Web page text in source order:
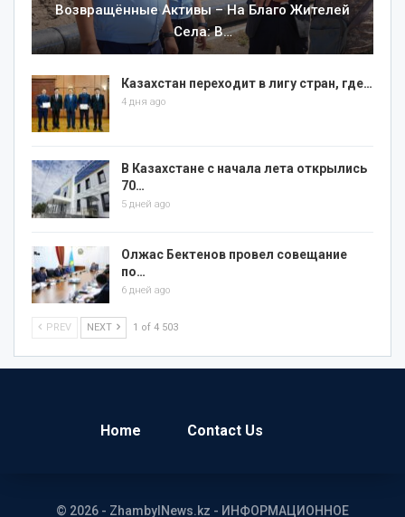
Возвращённые Активы – На Благо Жителей
Села: В…
Казахстан переходит в лигу стран, где…
4 дня ago
В Казахстане с начала лета открылись
70…
5 дней ago
Олжас Бектенов провел совещание
по…
6 дней ago
PREV NEXT 1 of 4 503
Home Contact Us
© 2026 - ZhambylNews.kz - ИНФОРМАЦИОННОЕ